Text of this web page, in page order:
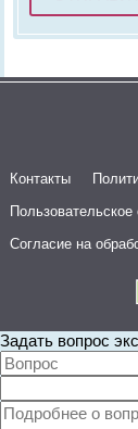
Контакты
Согласие на
Задать вопрос